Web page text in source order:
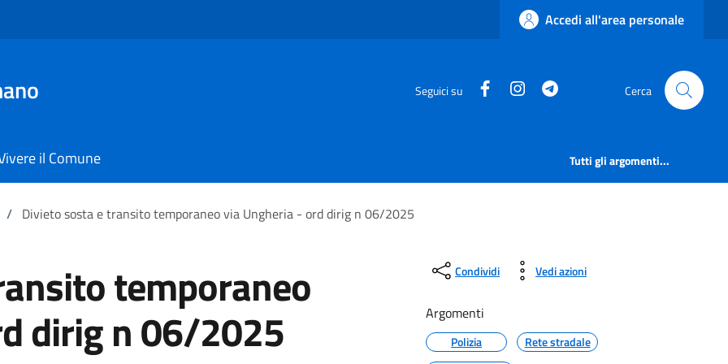
Accedi all'area personale
Seguici su FacebookInstagram Cerca
il Comune Tutti gli argomenti...
/ Divieto sosta e transito temporaneo via Ungheria - ord dirig n 06/2025
temporaneo
dirig n 06/2025
Condividi Vedi azioni
Argomenti
Polizia
Rete stradale